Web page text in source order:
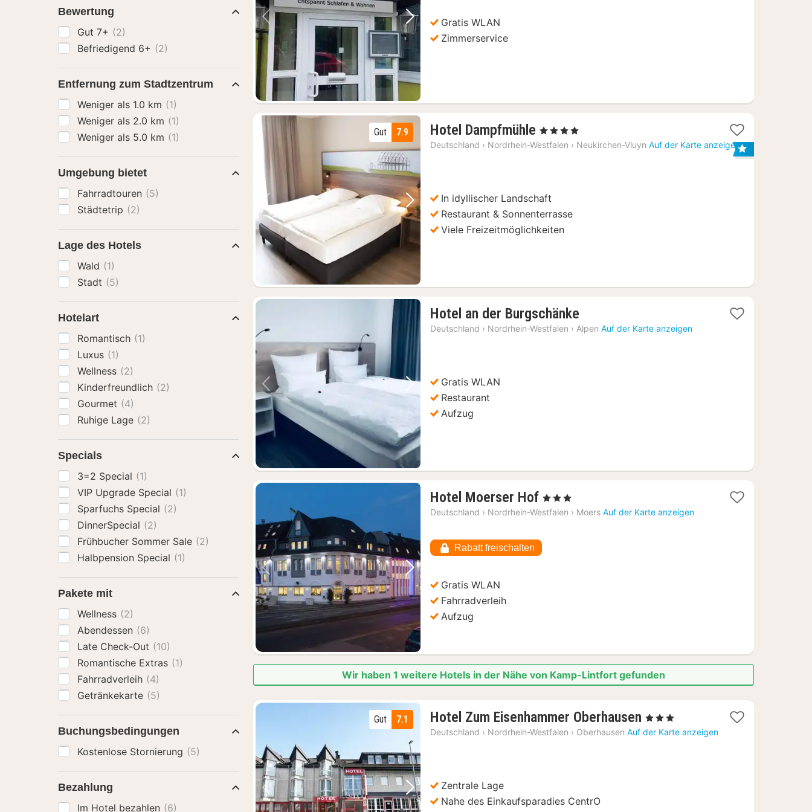
Vorheriges Bild Nächstes Bild
Gratis WLAN
Zimmerservice
Vorheriges Bild Nächstes Bild
7.9
Gut Hotel Dampfmühle 1
Nacht
, 4 Sterne
Deutschland › Nordrhein-Westfalen › Neukirchen-Vluyn Auf der Karte anzeigen
In idyllischer Landschaft
Restaurant & Sonnenterrasse
Viele Freizeitmöglichkeiten
Vorheriges Bild Nächstes Bild
Hotel an der Burgschänke
Nacht
Deutschland › Nordrhein-Westfalen › Alpen Auf der Karte anzeigen
Gratis WLAN
Restaurant
Aufzug
Vorheriges Bild Nächstes Bild
Hotel Moerser Hof 1
Nacht
, 3 Sterne
Deutschland › Nordrhein-Westfalen › Moers Auf der Karte anzeigen
Rabatt freischalten
Gratis WLAN
Fahrradverleih
Aufzug
Wir haben 1 weitere Hotels in der Nähe von Kamp-Lintfort gefunden
Vorheriges Bild Nächstes Bild
7.1
Gut Hotel Zum Eisenhammer Oberhausen 1
Nacht
, 3 Sterne
Deutschland › Nordrhein-Westfalen › Oberhausen Auf der Karte anzeigen
Zentrale Lage
Nahe des Einkaufsparadies CentrO
Bewertung
Gut 7+ (2)
Befriedigend 6+ (2)
Entfernung zum Stadtzentrum
Weniger als 1.0 km (1)
Weniger als 2.0 km (1)
Weniger als 5.0 km (1)
Umgebung bietet
Fahrradtouren (5)
Städtetrip (2)
Lage des Hotels
Wald (1)
Stadt (5)
Hotelart
Romantisch (1)
Luxus (1)
Wellness (2)
Kinderfreundlich (2)
Gourmet (4)
Ruhige Lage (2)
Specials
3=2 Special (1)
VIP Upgrade Special (1)
Sparfuchs Special (2)
DinnerSpecial (2)
Frühbucher Sommer Sale (2)
Halbpension Special (1)
Pakete mit
Wellness (2)
Abendessen (6)
Late Check-Out (10)
Romantische Extras (1)
Fahrradverleih (4)
Getränkekarte (5)
Buchungsbedingungen
Kostenlose Stornierung (5)
Bezahlung
Im Hotel bezahlen (6)